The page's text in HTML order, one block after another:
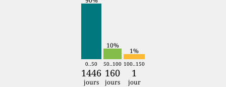
10%
1%
0..50 50..100 100..150
1446 160 1
jours jours jour